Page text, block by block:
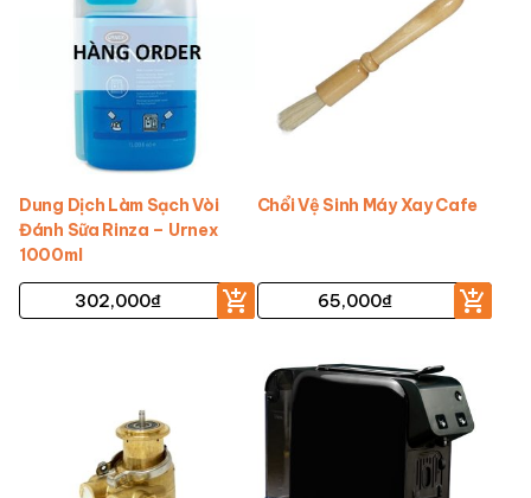
Dung Dịch Làm Sạch Vòi
Đánh Sữa Rinza – Urnex
1000ml
302,000₫
Chổi Vệ Sinh Máy Xay Cafe
65,000₫